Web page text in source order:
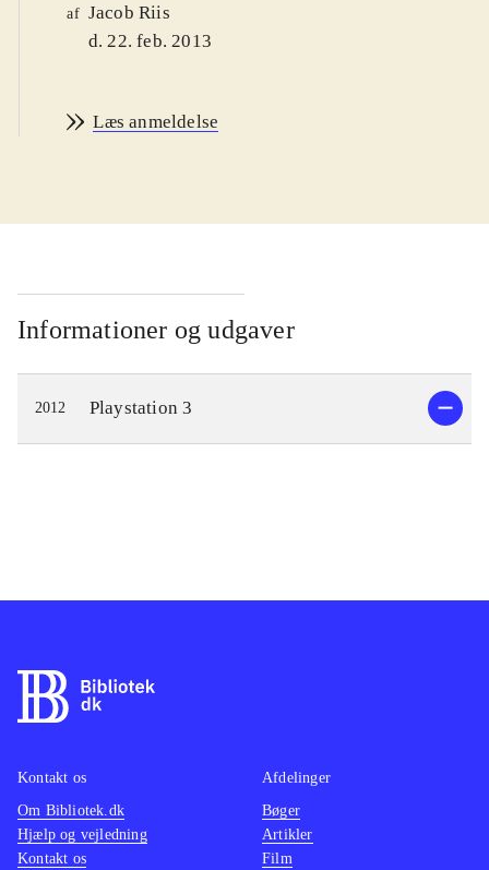
af Jacob Riis
d. 22. feb. 2013
Læs anmeldelse
Informationer og udgaver
2012 Playstation 3
Kontakt os
Om Bibliotek.dk
Hjælp og vejledning
Kontakt os
Afdelinger
Bøger
Artikler
Film